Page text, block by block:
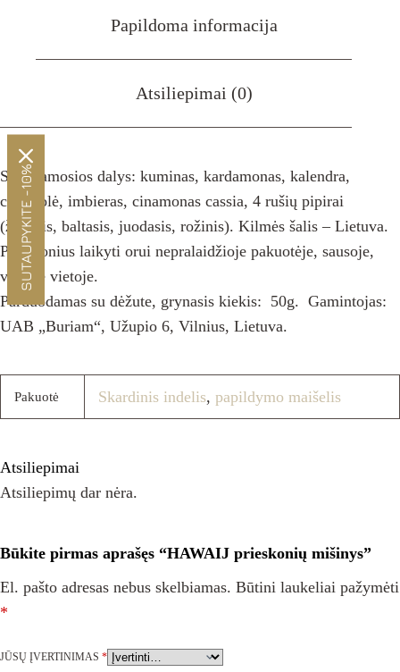
Papildoma informacija
Atsiliepimai (0)
Sudedamosios dalys: kuminas, kardamonas, kalendra,
ciberžolė, imbieras, cinamonas cassia, 4 rušių pipirai
(žaliasis, baltasis, juodasis, rožinis). Kilmės šalis – Lietuva.
Prieskonius laikyti orui nepralaidžioje pakuotėje, sausoje,
vėsioje vietoje.
Parduodamas su dėžute, grynasis kiekis: 50g. Gamintojas:
UAB „Buriam“, Užupio 6, Vilnius, Lietuva.
Pakuotė Skardinis indelis, papildymo maišelis
Atsiliepimai
Atsiliepimų dar nėra.
Būkite pirmas aprašęs “HAWAIJ prieskonių mišinys”
El. pašto adresas nebus skelbiamas. Būtini laukeliai pažymėti
*
JŪSŲ ĮVERTINIMAS *
SUTAUPYKITE -10%